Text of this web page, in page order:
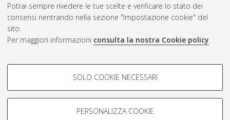
Potrai sempre rivedere le tue scelte e verificare lo stato dei
consensi rientrando nella sezione "Impostazione cookie" del
sito.
Per maggiori informazioni consulta la nostra Cookie policy.
COOKIE DI PROFILAZIONE -
Si tratta di cookie utilizzati per analizzare le caratteristiche della
navigazione degli utenti, creare profili in base al loro comportamento
SOLO COOKIE NECESSARI
PERSONALIZZA COOKIE
Rss 2.0
AMS Laurea
Impostazioni Cookie
Informativa sulla privacy
Condizioni d’uso del sito